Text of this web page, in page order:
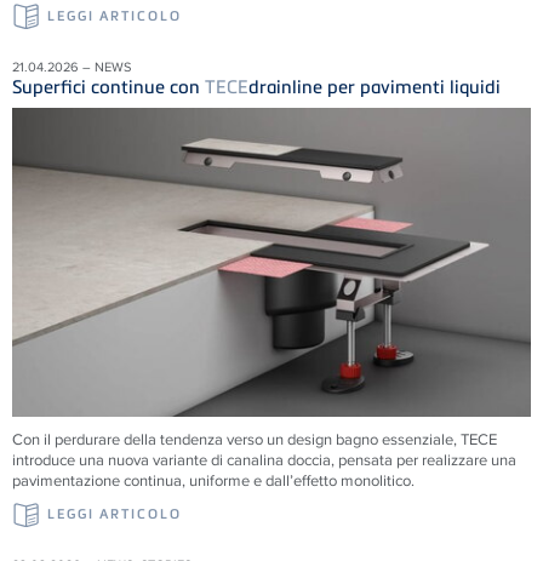
LEGGI ARTICOLO
21.04.2026 – NEWS
Superfici continue con TECEdrainline per pavimenti liquidi
Con il perdurare della tendenza verso un design bagno essenziale, TECE
introduce una nuova variante di canalina doccia, pensata per realizzare una
pavimentazione continua, uniforme e dall’effetto monolitico.
LEGGI ARTICOLO